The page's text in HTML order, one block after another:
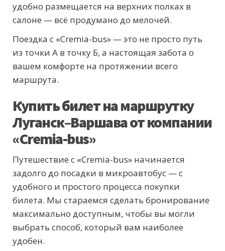
удобно размещается на верхних полках в
салоне — всё продумано до мелочей.
Поездка с «Cremia-bus» — это не просто путь
из точки А в точку Б, а настоящая забота о
вашем комфорте на протяжении всего
маршрута.
Купить билет на маршрутку
Луганск–Варшава от компании
«Cremia-bus»
Путешествие с «Cremia-bus» начинается
задолго до посадки в микроавтобус — с
удобного и простого процесса покупки
билета. Мы стараемся сделать бронирование
максимально доступным, чтобы вы могли
выбрать способ, который вам наиболее
удобен.